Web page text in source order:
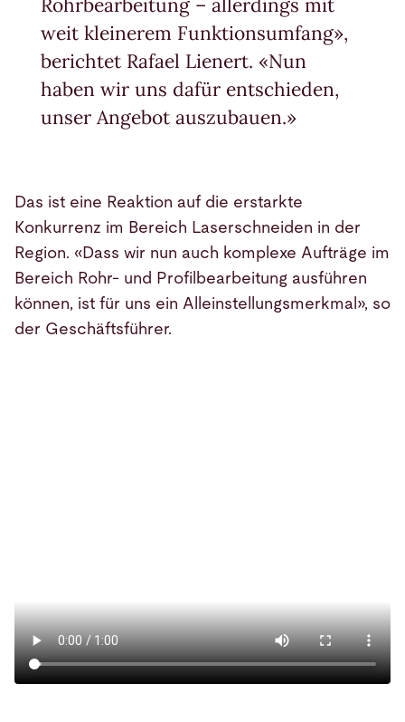
weit kleinerem Funktionsumfang»,
berichtet Rafael Lienert. «Nun
haben wir uns dafür entschieden,
unser Angebot auszubauen.»
Das ist eine Reaktion auf die erstarkte
Konkurrenz im Bereich Laserschneiden in der
Region. «Dass wir nun auch komplexe Aufträge im
Bereich Rohr- und Profilbearbeitung ausführen
können, ist für uns ein Alleinstellungsmerkmal», so
der Geschäftsführer.